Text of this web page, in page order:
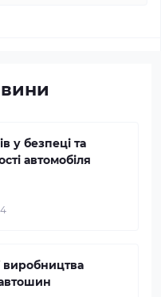
у безпеці та
автомобіля
виробництва